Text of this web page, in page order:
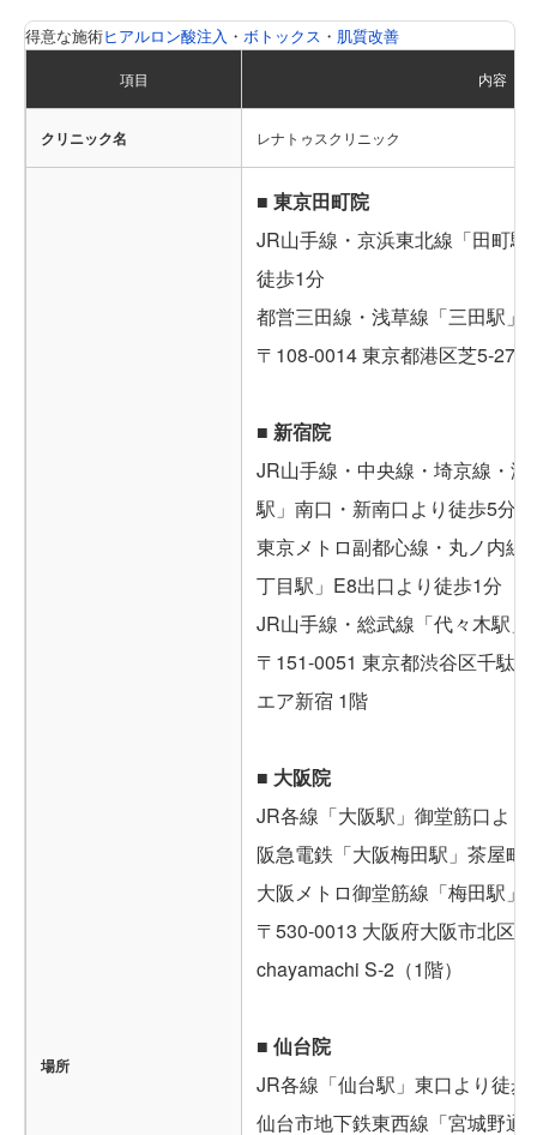
得意な施術ヒアルロン酸注入 ・ ボトックス ・ 肌質改善
項目 内容
クリニック名 レナトゥスクリニック
場所
■ 東京田町院
JR山手線・京浜東北線「田町
徒歩1分
都営三田線・浅草線「三田駅」
〒108-0014 東京都港区芝5-27-
■ 新宿院
JR山手線・中央線・埼京線・
駅」南口・新南口より徒歩5分
東京メトロ副都心線・丸ノ内線
丁目駅」E8出口より徒歩1分
JR山手線・総武線「代々木駅
〒151-0051 東京都渋谷区千駄
エア新宿 1階
■ 大阪院
JR各線「大阪駅」御堂筋口より
阪急電鉄「大阪梅田駅」茶屋町
大阪メトロ御堂筋線「梅田駅」
〒530-0013 大阪府大阪市北区
chayamachi S-2（1階）
■ 仙台院
JR各線「仙台駅」東口より徒歩
仙台市地下鉄東西線「宮城野通